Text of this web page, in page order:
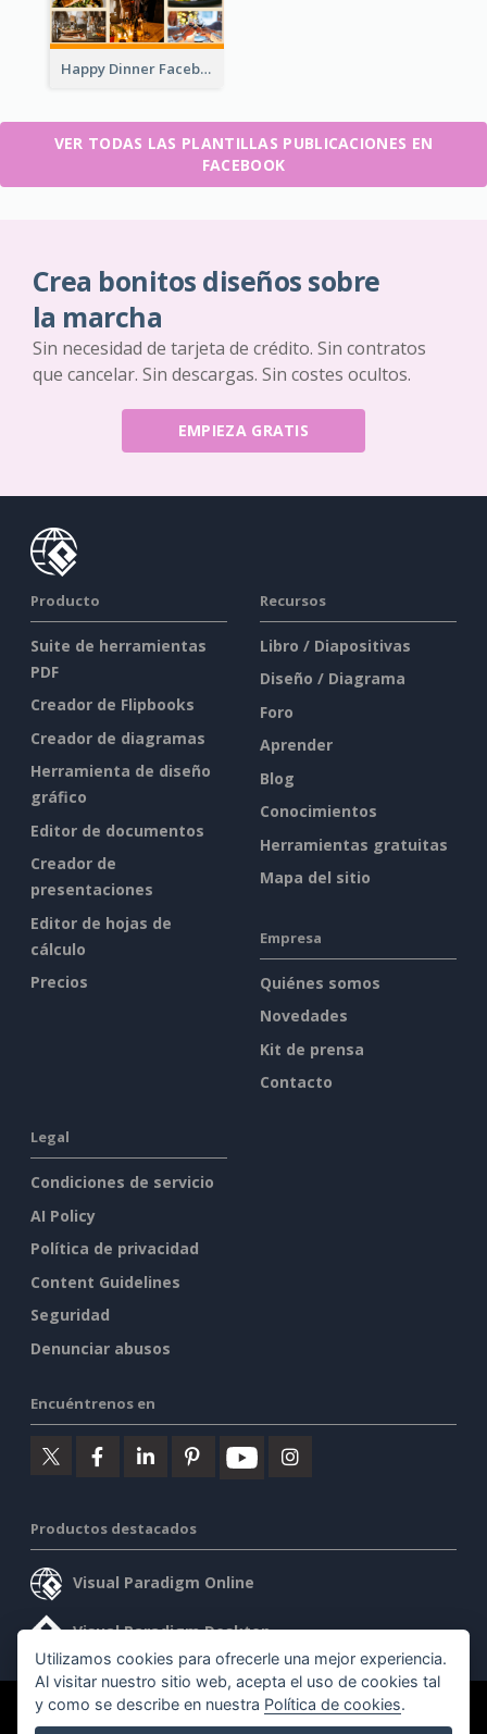
Happy Dinner Facebook Post
VER TODAS LAS PLANTILLAS PUBLICACIONES EN
FACEBOOK
Crea bonitos diseños sobre
la marcha
Sin necesidad de tarjeta de crédito. Sin contratos
que cancelar. Sin descargas. Sin costes ocultos.
EMPIEZA GRATIS
Producto
Suite de herramientas
PDF
Creador de Flipbooks
Creador de diagramas
Herramienta de diseño
gráfico
Editor de documentos
Creador de
presentaciones
Editor de hojas de
cálculo
Precios
Recursos
Libro / Diapositivas
Diseño / Diagrama
Foro
Aprender
Blog
Conocimientos
Herramientas gratuitas
Mapa del sitio
Empresa
Quiénes somos
Novedades
Kit de prensa
Contacto
Legal
Condiciones de servicio
AI Policy
Política de privacidad
Content Guidelines
Seguridad
Denunciar abusos
Encuéntrenos en
Productos destacados
Visual Paradigm Online
Visual Paradigm Desktop
©2026 by Visual Paradigm. Todos los derechos reservados.
Utilizamos cookies para ofrecerle una mejor experiencia.
Al visitar nuestro sitio web, acepta el uso de cookies tal
y como se describe en nuestra Política de cookies.